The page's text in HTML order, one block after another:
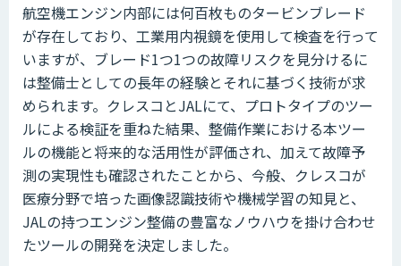
航空機エンジン内部には何百枚ものタービンブレード
が存在しており、工業用内視鏡を使用して検査を行って
いますが、ブレード1つ1つの故障リスクを見分けるに
は整備士としての長年の経験とそれに基づく技術が求
められます。クレスコとJALにて、プロトタイプのツー
ルによる検証を重ねた結果、整備作業における本ツー
ルの機能と将来的な活用性が評価され、加えて故障予
測の実現性も確認されたことから、今般、クレスコが
医療分野で培った画像認識技術や機械学習の知見と、
JALの持つエンジン整備の豊富なノウハウを掛け合わせ
たツールの開発を決定しました。